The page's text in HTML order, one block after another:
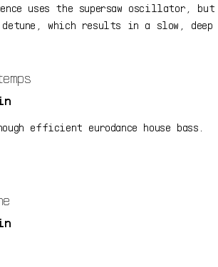
uses the supersaw oscillator, but
which results in a slow, deep
efficient eurodance house bass.